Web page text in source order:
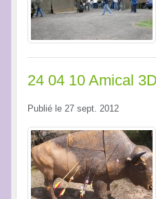
24 04 10 Amical
Publié le 27 sept. 2012